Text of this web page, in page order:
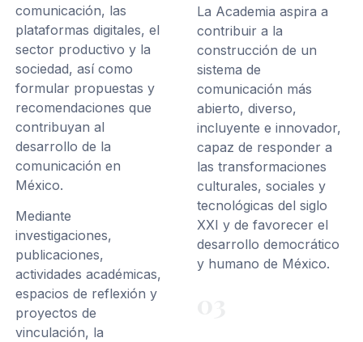
comunicación, las
plataformas digitales, el
sector productivo y la
sociedad, así como
formular propuestas y
recomendaciones que
contribuyan al
desarrollo de la
comunicación en
México.
Mediante
investigaciones,
publicaciones,
actividades académicas,
espacios de reflexión y
proyectos de
vinculación, la
La Academia aspira a
contribuir a la
construcción de un
sistema de
comunicación más
abierto, diverso,
incluyente e innovador,
capaz de responder a
las transformaciones
culturales, sociales y
tecnológicas del siglo
XXI y de favorecer el
desarrollo democrático
y humano de México.